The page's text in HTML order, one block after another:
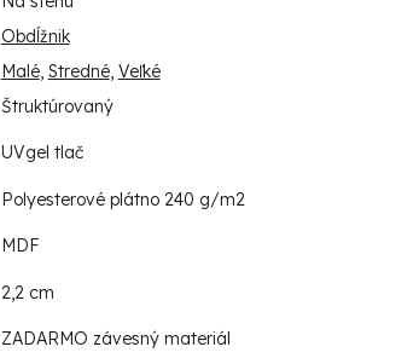
Obdĺžnik
Malé, Stredné, Veľké
Štruktúrovaný
UVgel tlač
Polyesterové plátno 240 g/m2
MDF
2,2 cm
ZADARMO závesný materiál